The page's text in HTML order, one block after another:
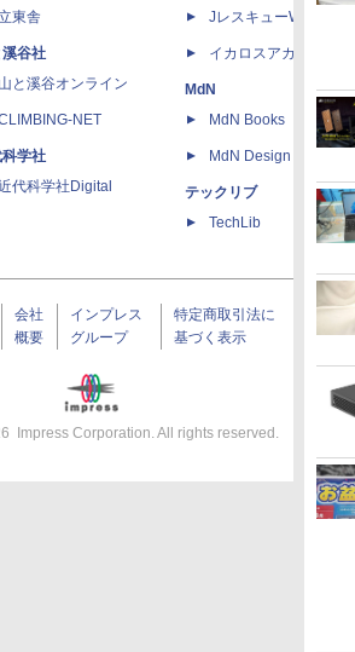
東舎
溪谷社
山と溪谷オンライン
NET
学社
代科学社Digital
JレスキューWeb
イカロスアカデミー
MdN
MdN Books
MdN Design Interactive
テックリブ
TechLib
会社
概要
インプレス
グループ
特定商取引法に
基づく表示
Impress Corporation. All rights reserved.